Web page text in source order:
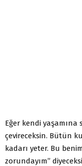
Eğer kendi yaşamına
çevireceksin. Bütün
kadarı yeter. Bu
zorundayım”